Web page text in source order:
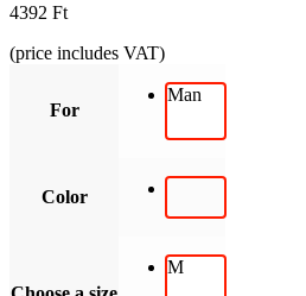
4392 Ft
(price includes VAT)
For
Man
Color
M